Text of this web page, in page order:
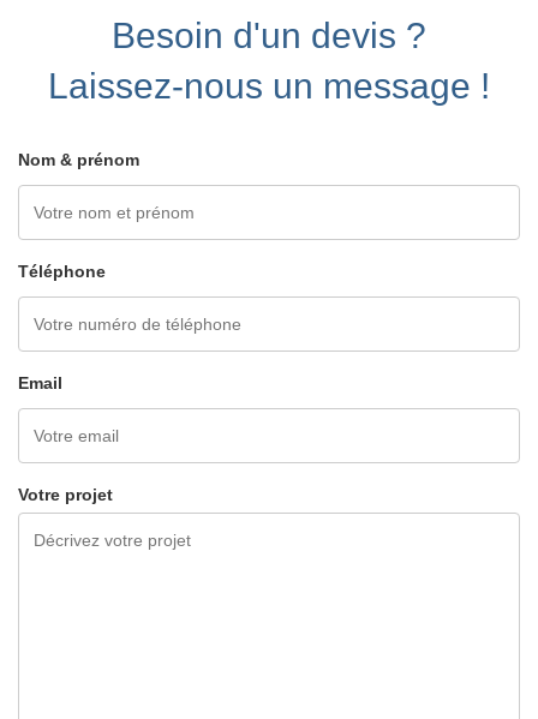
Besoin d'un devis ?
Laissez-nous un message !
Nom & prénom
Téléphone
Email
Votre projet